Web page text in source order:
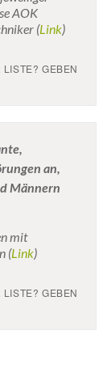
AOK
(Link)
GEBEN
an,
Männern
mit
(Link)
GEBEN